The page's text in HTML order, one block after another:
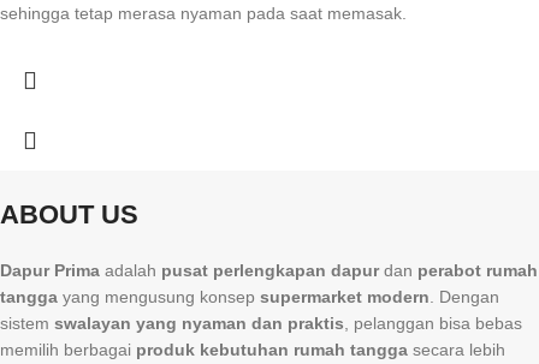
sehingga tetap merasa nyaman pada saat memasak.
ABOUT US
Dapur Prima adalah pusat perlengkapan dapurdan perabot rumah
tangga yang mengusung konsep supermarket modern . Dengan
sistem swalayan yang nyaman dan praktis , pelanggan bisa bebas
memilih berbagai produk kebutuhan rumah tangga secara lebih